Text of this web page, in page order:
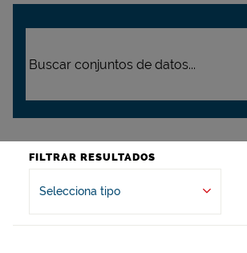
FILTRAR RESULTADOS
Selecciona tipo